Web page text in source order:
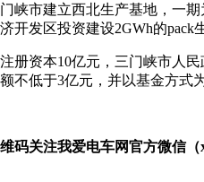
峡市建立西北生产基地，一
发区投资建设2GWh的pack
册资本10亿元，三门峡市人
不低于3亿元，并以基金方
码关注我爱电车网官方微信（